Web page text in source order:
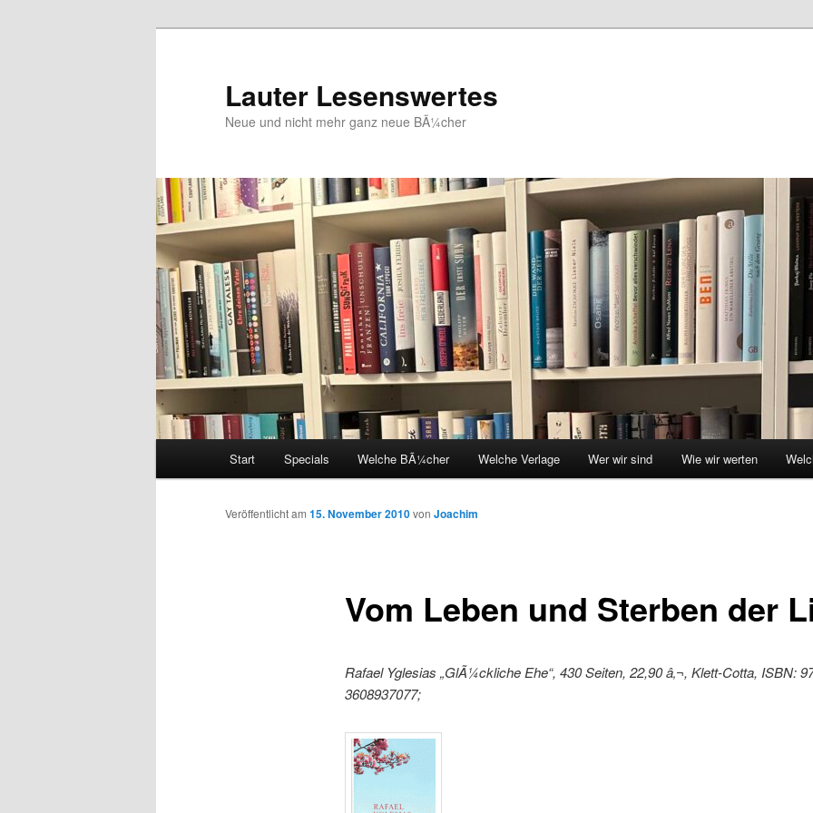
Lauter Lesenswertes
Neue und nicht mehr ganz neue BÃ¼cher
Start Specials Welche BÃ¼cher Welche Verlage Wer wir sind Wie wir werten
Vom Leben und Sterben der
Veröffentlicht am 15. November 2010von Joachim
Rafael Yglesias „GlÃ¼ckliche Ehe“, 430 Seiten, 22,90 â‚¬, Klett-Cotta, ISBN:
3608937077;